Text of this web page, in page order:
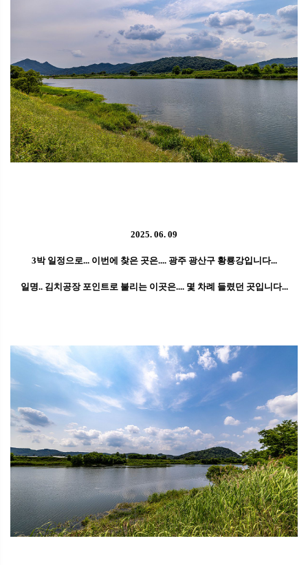
2025. 06. 09
3박 일정으로... 이번에 찾은 곳은.... 광주 광산구 황룡강입니다...
일명.. 김치공장 포인트로 불리는 이곳은.... 몇 차례 들렸던 곳입니다...